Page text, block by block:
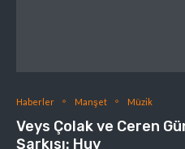
Haberler Manşet Müzik
Veys Çolak ve Ceren
Şarkısı: Huy